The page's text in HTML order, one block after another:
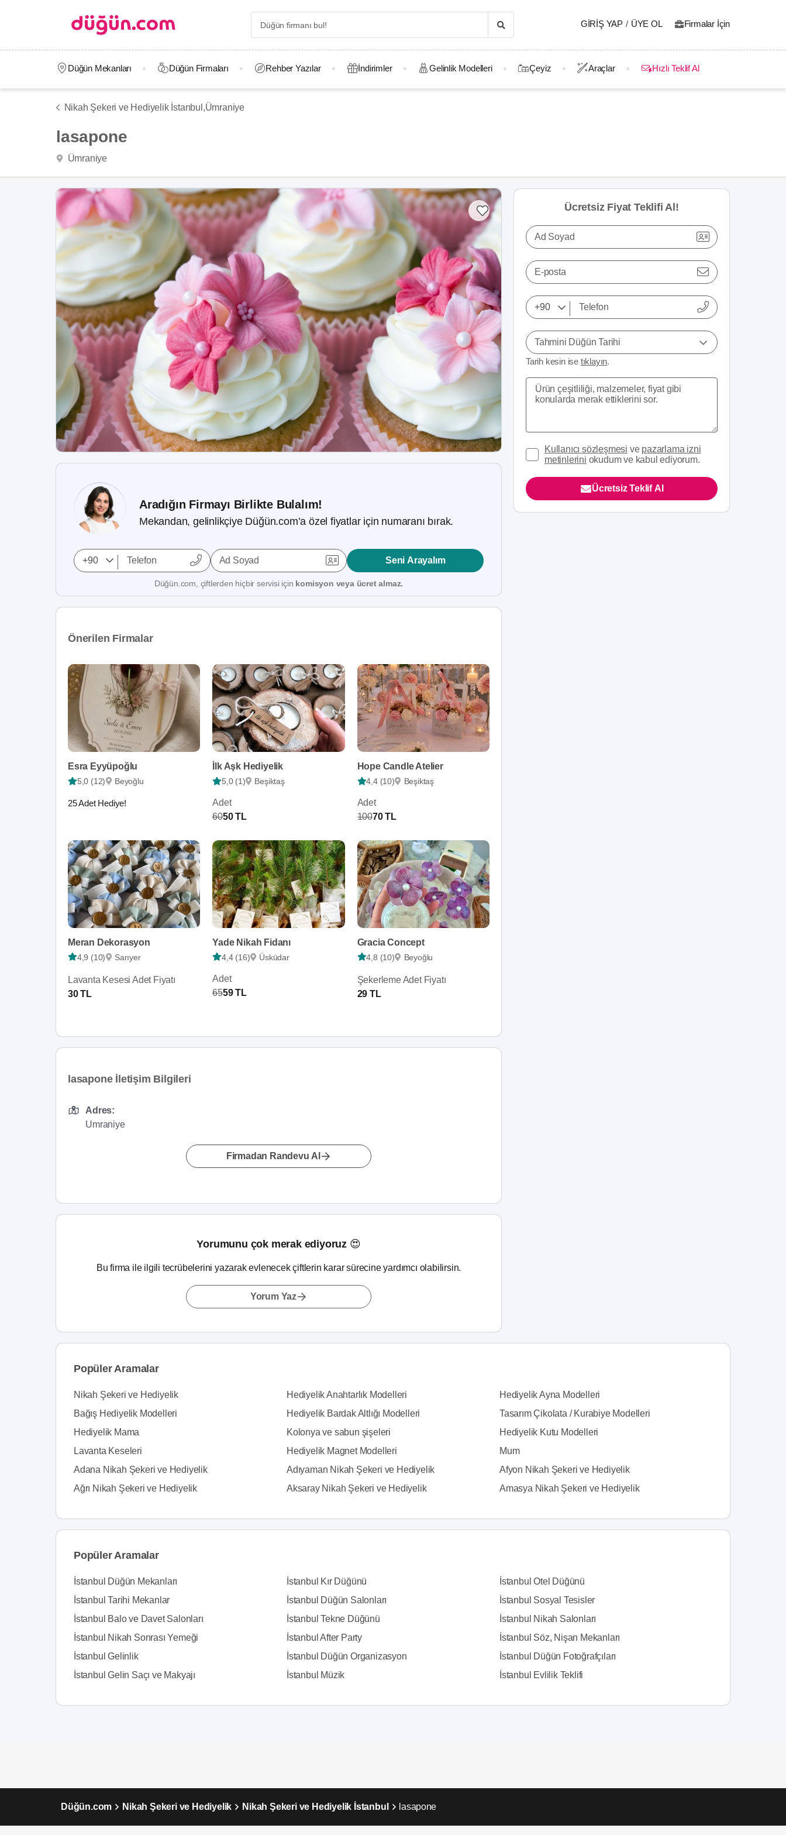
GIRIŞ YAP / ÜYE OL Firmalar İçin
Düğün Mekanları Düğün Firmaları Rehber Yazılar İndirimler Gelinlik Modelleri Çeyiz Araçlar Hızlı Teklif Al
Nikah Şekeri ve Hediyelik İstanbul,Ümraniye
lasapone
Ümraniye
Aradığın Firmayı Birlikte Bulalım!
Mekandan, gelinlikçiye Düğün.com’a özel fiyatlar için numaranı bırak.
Ad Soyad Seni Arayalım
Düğün.com, çiftlerden hiçbir servisi için komisyon veya ücret almaz.
Önerilen Firmalar
Esra Eyyüpoğlu
5,0 (12) Beyoğlu
25 Adet Hediye!
İlk Aşk Hediyelik
5,0 (1) Beşiktaş
Adet
6050 TL
Hope Candle Atelier
4,4 (10) Beşiktaş
Adet
10070 TL
Meran Dekorasyon
4,9 (10) Sarıyer
Lavanta Kesesi Adet Fiyatı
30 TL
Yade Nikah Fidanı
4,4 (16) Üsküdar
Adet
6559 TL
Gracia Concept
4,8 (10) Beyoğlu
Şekerleme Adet Fiyatı
29 TL
lasapone İletişim Bilgileri
Adres:
Umraniye
Firmadan Randevu Al
Yorumunu çok merak ediyoruz 😍
Bu firma ile ilgili tecrübelerini yazarak evlenecek çiftlerin karar sürecine yardımcı olabilirsin.
Yorum Yaz
Ücretsiz Fiyat Teklifi Al!
Ad Soyad
E-posta
Tahmini Düğün Tarihi
Tarih kesin ise tıklayın.
Kullanıcı sözleşmesi ve pazarlama izni
metinlerini okudum ve kabul ediyorum.
Ücretsiz Teklif Al
Popüler Aramalar
Nikah Şekeri ve Hediyelik Hediyelik Anahtarlık Modelleri
Hediyelik Ayna Modelleri
Bağış Hediyelik Modelleri
Hediyelik Bardak Altlığı Modelleri
Tasarım Çikolata / Kurabiye Modelleri
Hediyelik Mama
Kolonya ve sabun şişeleri
Hediyelik Kutu Modelleri
Lavanta Keseleri
Hediyelik Magnet Modelleri
Mum
Adana Nikah Şekeri ve Hediyelik
Adıyaman Nikah Şekeri ve Hediyelik
Afyon Nikah Şekeri ve Hediyelik
Ağrı Nikah Şekeri ve Hediyelik
Aksaray Nikah Şekeri ve Hediyelik Amasya Nikah Şekeri ve Hediyelik
Popüler Aramalar
İstanbul Düğün Mekanları İstanbul Kır Düğünü
İstanbul Otel Düğünü
İstanbul Tarihi Mekanlar
İstanbul Düğün Salonları
İstanbul Sosyal Tesisler
İstanbul Balo ve Davet Salonları
İstanbul Tekne Düğünü
İstanbul Nikah Salonları
İstanbul Nikah Sonrası Yemeği
İstanbul After Party
İstanbul Söz, Nişan Mekanları
İstanbul Gelinlik
İstanbul Düğün Organizasyon
İstanbul Düğün Fotoğrafçıları
İstanbul Gelin Saçı ve Makyajı
İstanbul Müzik İstanbul Evlilik Teklifi
Düğün.com Nikah Şekeri ve Hediyelik Nikah Şekeri ve Hediyelik İstanbul lasapone